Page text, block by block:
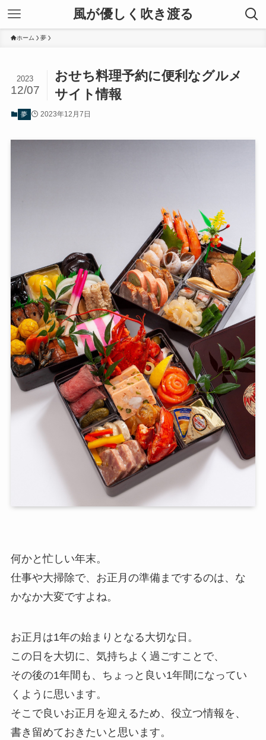
風が優しく吹き渡る
ホーム 夢
おせち料理予約に便利なグルメ
サイト情報
2023
12/07
夢 2023年12月7日
何かと忙しい年末。
仕事や大掃除で、お正月の準備までするのは、な
かなか大変ですよね。
お正月は1年の始まりとなる大切な日。
この日を大切に、気持ちよく過ごすことで、
その後の1年間も、ちょっと良い1年間になってい
くように思います。
そこで良いお正月を迎えるため、役立つ情報を、
書き留めておきたいと思います。